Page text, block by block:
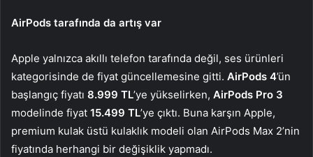
AirPods tarafında da artış var
Apple yalnızca akıllı telefon tarafında değil, ses ürünleri
kategorisinde de fiyat güncellemesine gitti. AirPods 4’ün
başlangıç fiyatı 8.999 TL’ye yükselirken, AirPods Pro 3
modelinde fiyat 15.499 TL’ye çıktı. Buna karşın Apple,
premium kulak üstü kulaklık modeli olan AirPods Max 2’nin
fiyatında herhangi bir değişiklik yapmadı.